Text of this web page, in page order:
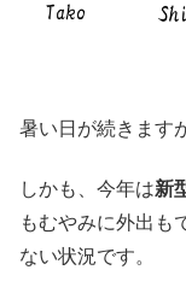
暑い日が続きます
しかも、今年は新
もむやみに外出も
ない状況です。